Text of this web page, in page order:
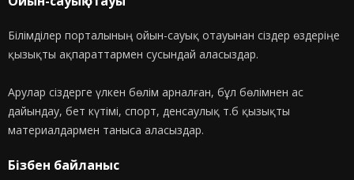
Білімділер порталының ойын-сауық отауынан сіздер өздеріңе
қызықты ақпараттармен сусындай аласыздар.
Арулар сіздерге үлкен бөлім арналған, бұл бөлімнен ас
дайындау, бет күтімі, спорт, денсаулық т.б қызықты
материалдармен таныса аласыздар.
Бізбен байланыс